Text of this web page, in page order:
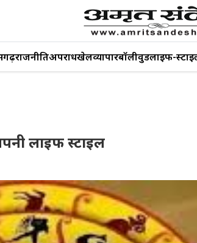
राजनीतिअपराधखेलव्यापारबॉलीवुडलाइफ-
लाइफ स्टाइल